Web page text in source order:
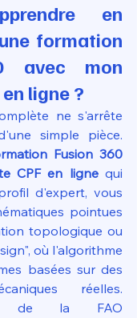
en
formation
avec mon
ligne ?
ne s'arrête
simple pièce.
Fusion 360
CPF en ligne qui
d'expert, vous
pointues
topologique ou
où l'algorithme
basées sur des
réelles.
de la FAO